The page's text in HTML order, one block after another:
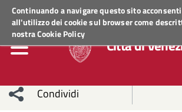
Continuando a navigare questo sito acconsenti
all'utilizzo dei cookie sul browser come
nostraCookie Policy
Regione VenetoACCEDI AI SERVIZI
Città di
Condividi